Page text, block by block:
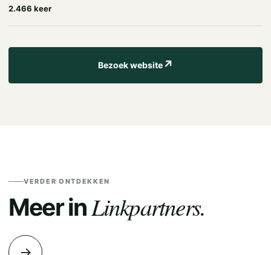
2.466 keer
Bezoek website↗
VERDER ONTDEKKEN
Meer inLinkpartners.
→